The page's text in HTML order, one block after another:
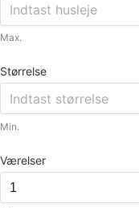
Max.
Størrelse
Min.
Værelser